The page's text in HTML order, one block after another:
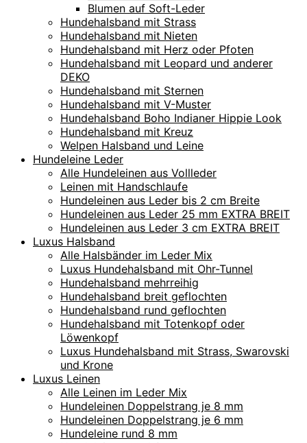
Blumen auf Soft-Leder
Hundehalsband mit Strass
Hundehalsband mit Nieten
Hundehalsband mit Herz oder Pfoten
Hundehalsband mit Leopard und anderer
DEKO
Hundehalsband mit Sternen
Hundehalsband mit V-Muster
Hundehalsband Boho Indianer Hippie Look
Hundehalsband mit Kreuz
Welpen Halsband und Leine
Hundeleine Leder
Alle Hundeleinen aus Vollleder
Leinen mit Handschlaufe
Hundeleinen aus Leder bis 2 cm Breite
Hundeleinen aus Leder 25 mm EXTRA BREIT
Hundeleinen aus Leder 3 cm EXTRA BREIT
Luxus Halsband
Alle Halsbänder im Leder Mix
Luxus Hundehalsband mit Ohr-Tunnel
Hundehalsband mehrreihig
Hundehalsband breit geflochten
Hundehalsband rund geflochten
Hundehalsband mit Totenkopf oder
Löwenkopf
Luxus Hundehalsband mit Strass, Swarovski
und Krone
Luxus Leinen
Alle Leinen im Leder Mix
Hundeleinen Doppelstrang je 8 mm
Hundeleinen Doppelstrang je 6 mm
Hundeleine rund 8 mm